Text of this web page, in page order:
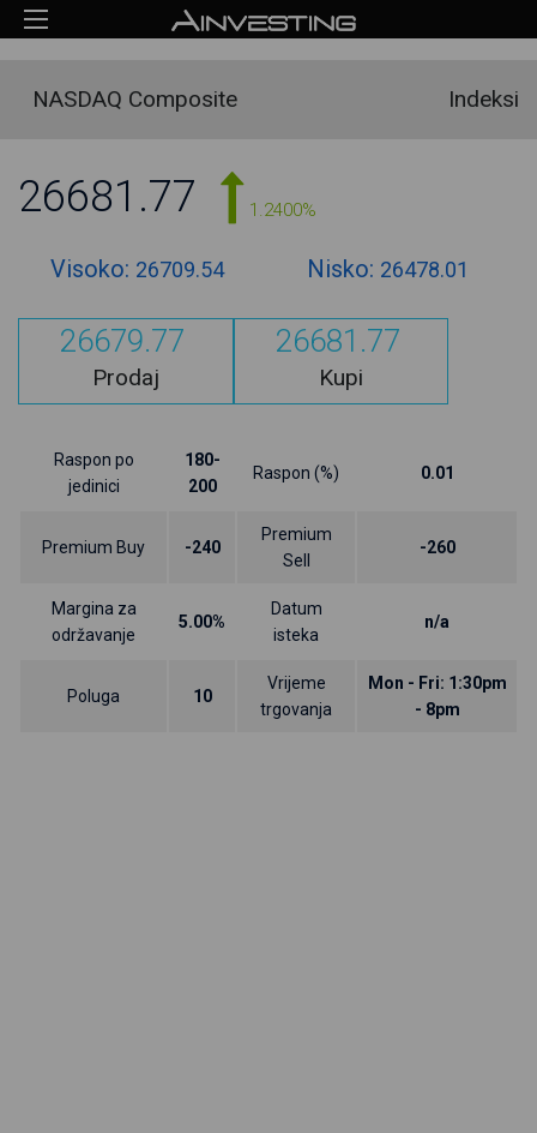
NASDAQ Composite Indeksi
26681.77 1.2400%
Visoko: 26709.54 Nisko: 26478.01
26679.77
Prodaj
26681.77
Kupi
Raspon po
jedinici
180-
200
Raspon (%) 0.01
Premium Buy -240
Premium
Sell
-260
Margina za
održavanje
5.00%
Datum
isteka
n/a
Poluga 10
Vrijeme
trgovanja
Mon - Fri: 1:30pm
- 8pm